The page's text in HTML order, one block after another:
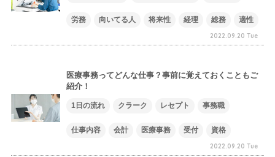
労務 向いてる人 将来性 経理 総務 適性
2022.09.20 Tue
医療事務ってどんな仕事？事前に覚えておくこともご
紹介！
1日の流れ クラーク レセプト 事務職
仕事内容 会計 医療事務 受付 資格
2022.09.20 Tue